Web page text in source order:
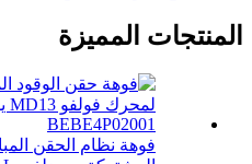
المنتجات المميزة
فوهة نظام الحقن